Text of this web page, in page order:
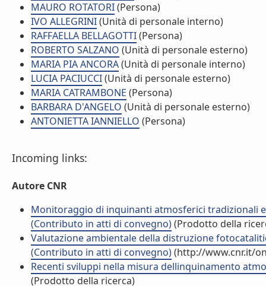
MAURO ROTATORI(Persona)
IVO ALLEGRINI(Unità di personale interno)
RAFFAELLA BELLAGOTTI(Persona)
ROBERTO SALZANO (Unità di personale esterno)
MARIA PIA ANCORA(Unità di personale interno)
LUCIA PACIUCCI(Unità di personale esterno)
MARIA CATRAMBONE (Persona)
BARBARA D'ANGELO (Unità di personale esterno)
ANTONIETTA IANNIELLO (Persona)
Incoming links:
Autore CNR
Monitoraggio di inquinanti atmosferici tradizionali
(Contributo in atti di convegno)(Prodotto della
Valutazione ambientale della distruzione
(Contributo in atti di convegno)(http://www.cnr.it/
Recenti sviluppi nella misura dellinquinamento
(Prodotto della ricerca)